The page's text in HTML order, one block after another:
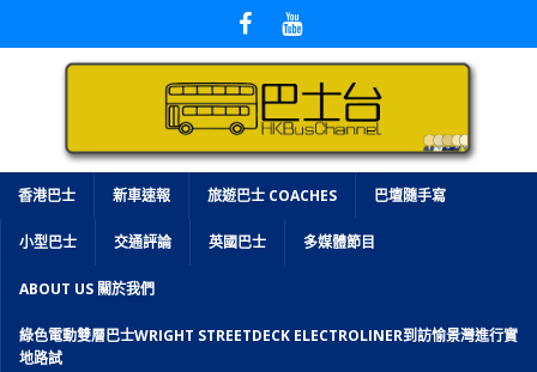
香港巴士 新車速報 旅遊巴士 COACHES 巴壇隨手寫
小型巴士 交通評論 英國巴士 多媒體節目
ABOUT US 關於我們
綠色電動雙層巴士WRIGHT STREETDECK ELECTROLINER到訪愉景灣進行實
地路試